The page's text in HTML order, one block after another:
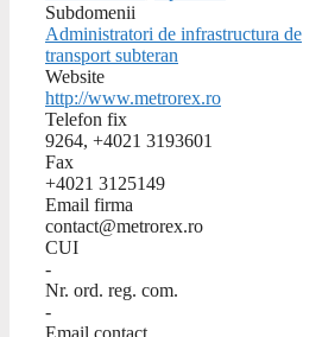
Subdomenii
Administratori de infrastructura de
transport subteran
Website
http://www.metrorex.ro
Telefon fix
9264, +4021 3193601
Fax
+4021 3125149
Email firma
contact@metrorex.ro
CUI
-
Nr. ord. reg. com.
-